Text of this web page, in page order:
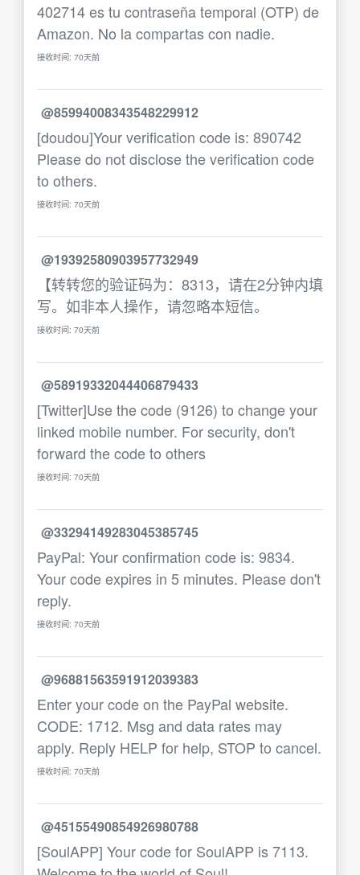
402714 es tu contraseña temporal (OTP) de
Amazon. No la compartas con nadie.
接收时间: 70天前
@85994008343548229912
[doudou]Your verification code is: 890742
Please do not disclose the verification code
to others.
接收时间: 70天前
@19392580903957732949
【转转您的验证码为：8313，请在2分钟内填
写。如非本人操作，请忽略本短信。
接收时间: 70天前
@58919332044406879433
[Twitter]Use the code (9126) to change your
linked mobile number. For security, don't
forward the code to others
接收时间: 70天前
@33294149283045385745
PayPal: Your confirmation code is: 9834.
Your code expires in 5 minutes. Please don't
reply.
接收时间: 70天前
@96881563591912039383
Enter your code on the PayPal website.
CODE: 1712. Msg and data rates may
apply. Reply HELP for help, STOP to cancel.
接收时间: 70天前
@45155490854926980788
[SoulAPP] Your code for SoulAPP is 7113.